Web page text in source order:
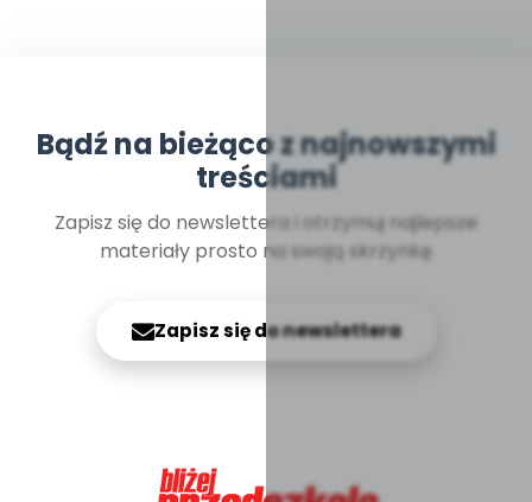
Bądź na bieżąco z najnowszymi
treściami
Zapisz się do newslettera i otrzymuj najlepsze
materiały prosto na swoją skrzynkę
Zapisz się do newslettera